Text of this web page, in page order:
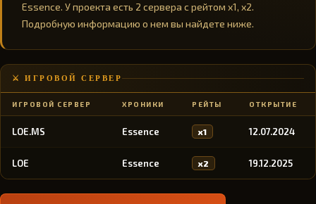
Essence. У проекта есть 2 сервера с рейтом x1, x2.
Подробную информацию о нем вы найдете ниже.
⚔️ ИГРОВОЙ СЕРВЕР
ИГРОВОЙ СЕРВЕР ХРОНИКИ РЕЙТЫ ОТКРЫТИЕ
LOE.MS Essence x1 12.07.2024
LOE Essence x2 19.12.2025